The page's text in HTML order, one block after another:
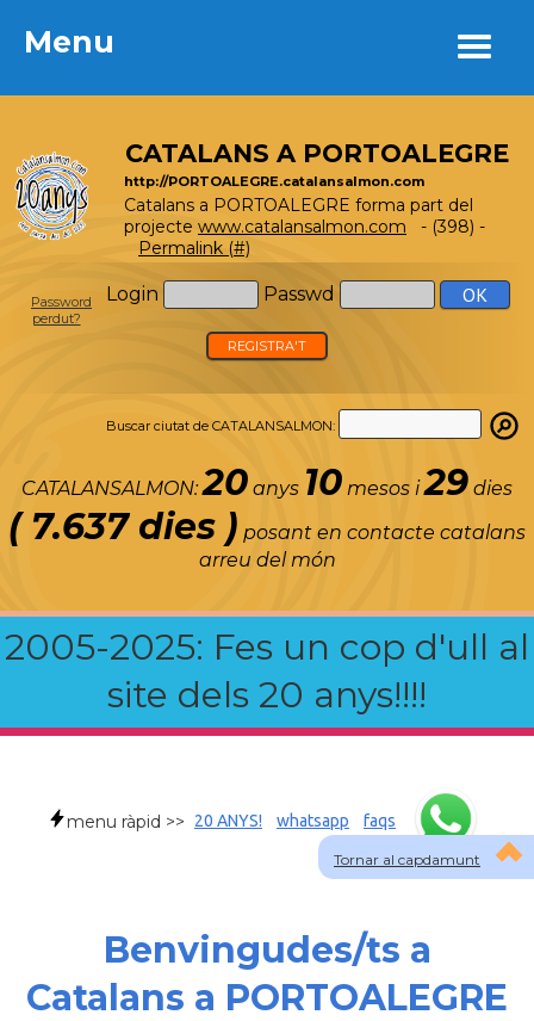
Menu
CATALANS A PORTOALEGRE
http://PORTOALEGRE.catalansalmon.com
Catalans a PORTOALEGRE forma part del
projecte www.catalansalmon.com - (398) -
Permalink (#)
Login Passwd
Password
perdut?
REGISTRA'T
Buscar ciutat de CATALANSALMON:
CATALANSALMON:20 anys 10 mesos i29 dies
( 7.637 dies ) posant en contacte catalans
arreu del món
2005-2025: Fes un cop d'ull al
site dels 20 anys!!!!
Menu
Tornar al capdamunt
menu ràpid >> 20 ANYS! whatsapp faqs
Benvingudes/ts a
Catalans a PORTOALEGRE